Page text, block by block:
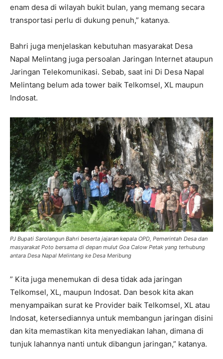
enam desa di wilayah bukit bulan, yang memang secara
transportasi perlu di dukung penuh,” katanya.
Bahri juga menjelaskan kebutuhan masyarakat Desa
Napal Melintang juga persoalan Jaringan Internet ataupun
Jaringan Telekomunikasi. Sebab, saat ini Di Desa Napal
Melintang belum ada tower baik Telkomsel, XL maupun
Indosat.
PJ Bupati Sarolangun Bahri beserta jajaran kepala OPD, Pemerintah Desa dan
masyarakat Poto bersama di depan mulut Goa Calow Petak yang terhubung
antara Desa Napal Melintang ke Desa Meribung
” Kita juga menemukan di desa tidak ada jaringan
Telkomsel, XL, maupun Indosat. Dan besok kita akan
menyampaikan surat ke Provider baik Telkomsel, XL atau
Indosat, ketersediannya untuk membangun jaringan disini
dan kita memastikan kita menyediakan lahan, dimana di
tunjuk lahannya nanti untuk dibangun jaringan,” katanya.